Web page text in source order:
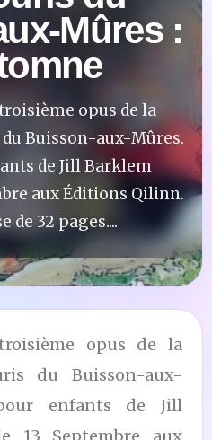
Mûres :
opus de la
Buisson-aux-Mûres.
de Jill Barklem
aux Éditions Qilinn.
de 32 pages....
opus de la
du Buisson-aux-
enfants de Jill